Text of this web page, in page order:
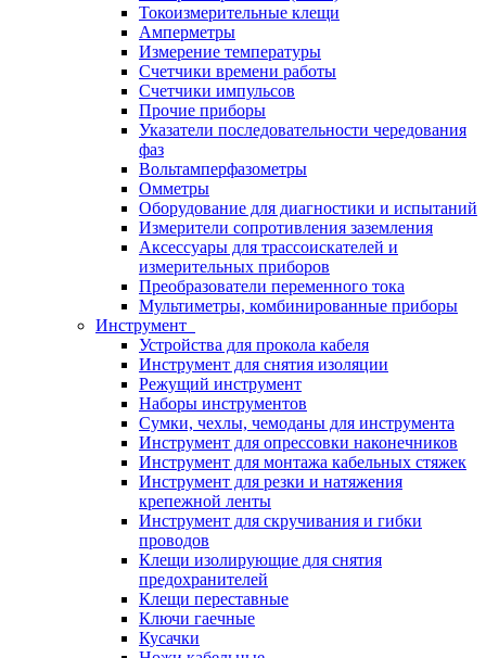
Токоизмерительные клещи
Амперметры
Измерение температуры
Счетчики времени работы
Счетчики импульсов
Прочие приборы
Указатели последовательности чередования
фаз
Вольтамперфазометры
Омметры
Оборудование для диагностики и испытаний
Измерители сопротивления заземления
Аксессуары для трассоискателей и
измерительных приборов
Преобразователи переменного тока
Мультиметры, комбинированные приборы
Инструмент
Устройства для прокола кабеля
Инструмент для снятия изоляции
Режущий инструмент
Наборы инструментов
Сумки, чехлы, чемоданы для инструмента
Инструмент для опрессовки наконечников
Инструмент для монтажа кабельных стяжек
Инструмент для резки и натяжения
крепежной ленты
Инструмент для скручивания и гибки
проводов
Клещи изолирующие для снятия
предохранителей
Клещи переставные
Ключи гаечные
Кусачки